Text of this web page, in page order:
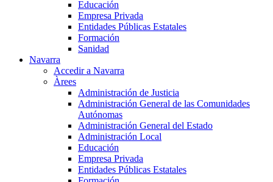
Educación
Empresa Privada
Entidades Públicas Estatales
Formación
Sanidad
Navarra
Accedir a Navarra
Àrees
Administración de Justicia
Administración General de las Comunidades
Autónomas
Administración General del Estado
Administración Local
Educación
Empresa Privada
Entidades Públicas Estatales